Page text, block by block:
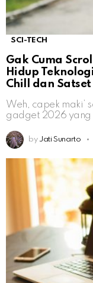
SCI-TECH
Gak Cuma
Hidup
Chill dan Satset
Weh, capek maki’
gadget 2026 yang
by Jati Sunarto